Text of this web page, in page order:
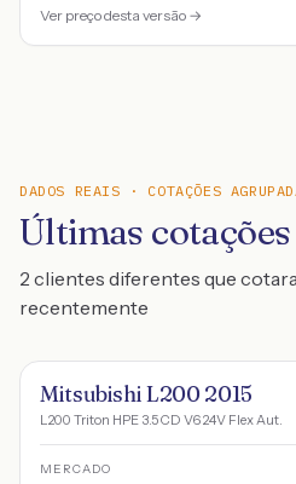
Ver preço desta versão →
DADOS REAIS · COTAÇÕES
Últimas
2 clientes diferentes que
recentemente
Mitsubishi L200 2015
L200 Triton HPE 3.5 CD V6 24V Flex Aut.
MERCADO